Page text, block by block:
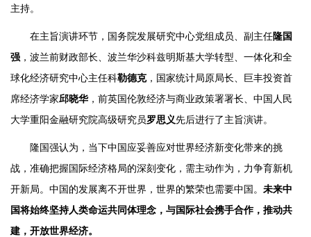
主持。
在主旨演讲环节，国务院发展研究中心党组成员、副主任隆国
强 ，波兰前财政部长、波兰华沙科兹明斯基大学转型、一体化和全
球化经济研究中心主任科勒德克，国家统计局原局长、巨丰投资首
席经济学家邱晓华，前英国伦敦经济与商业政策署署长、中国人民
大学重阳金融研究院高级研究员罗思义先后进行了主旨演讲。
隆国强认为，当下中国应妥善应对世界经济新变化带来的挑
战，准确把握国际经济格局的深刻变化，需主动作为，力争育新机
开新局。中国的发展离不开世界，世界的繁荣也需要中国。 未来中
国将始终坚持人类命运共同体理念，与国际社会携手合作，推动共
建，开放世界经济。